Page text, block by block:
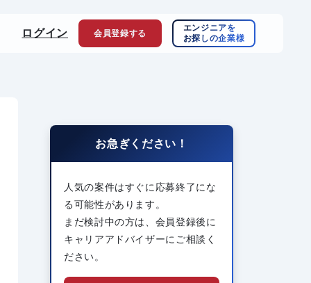
ログイン 会員登録する
エンジニアを
お探しの企業様
お急ぎください！
人気の案件はすぐに応募終了にな
る可能性があります。
まだ検討中の方は、会員登録後に
キャリアアドバイザーにご相談く
ださい。